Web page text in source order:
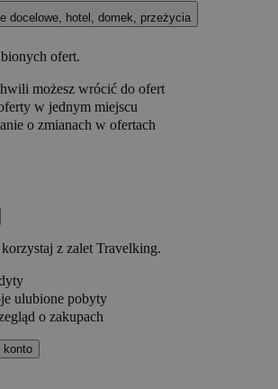
docelowe, hotel, domek, przeżycia
ofert.
możesz wrócić do ofert
w jednym miejscu
o zmianach w ofertach
z zalet Travelking.
ulubione pobyty
o zakupach
konto